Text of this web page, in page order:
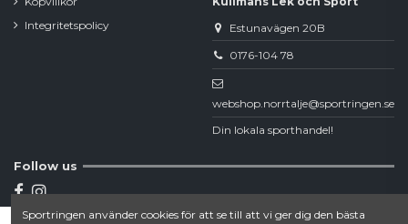
Integritetspolicy
Estunavägen 20B
0176-104 78
webshop.norrtalje@sportringen.se
Din lokala sporthandel!
Follow us
Sportringen använder cookies för att se till att vi ger dig den bästa